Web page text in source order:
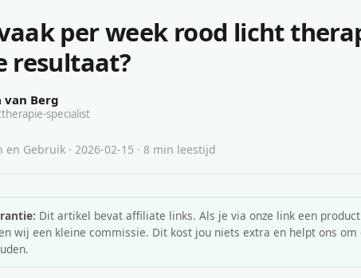
per week rood licht
resultaat?
van Berg
specialist
en Gebruik · 2026-02-15 · 8 min leestijd
Dit artikel bevat affiliate links. Als je via onze link een
wij een kleine commissie. Dit kost jou niets extra en helpt ons om